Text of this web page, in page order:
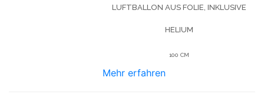
LUFTBALLON AUS FOLIE, INKLUSIVE
HELIUM
100 CM
Mehr erfahren